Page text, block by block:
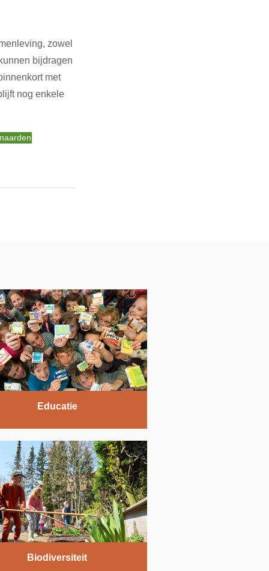
zowel
bijdragen
met
nog enkele
Educatie
Biodiversiteit